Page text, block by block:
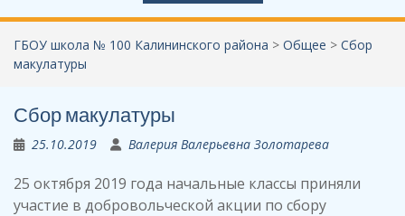
ГБОУ школа № 100 Калининского района > Общее > Сбор
макулатуры
Сбор макулатуры
25.10.2019 Валерия Валерьевна Золотарева
25 октября 2019 года начальные классы приняли
участие в добровольческой акции по сбору